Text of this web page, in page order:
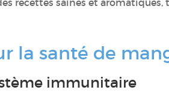
recettes saines et
la santé de
immunitaire